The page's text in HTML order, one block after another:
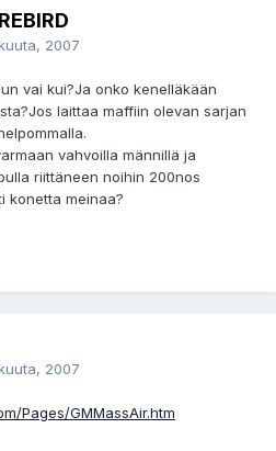
2007
vai kui?Ja onko kenelläkään
laittaa maffiin olevan sarjan
vahvoilla männillä ja
riittäneen noihin 200nos
konetta meinaa?
2007
Pages/GMMassAir.htm